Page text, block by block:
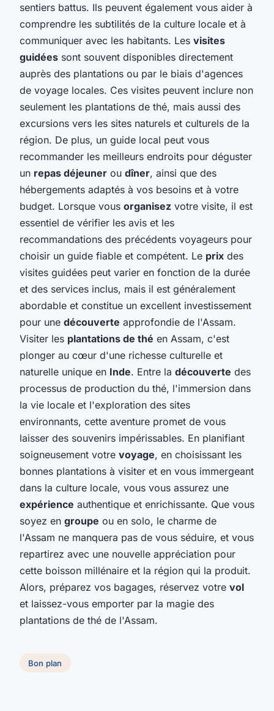
sentiers battus. Ils peuvent également vous aider à
comprendre les subtilités de la culture locale et à
communiquer avec les habitants. Les visites
guidées sont souvent disponibles directement
auprès des plantations ou par le biais d'agences
de voyage locales. Ces visites peuvent inclure non
seulement les plantations de thé, mais aussi des
excursions vers les sites naturels et culturels de la
région. De plus, un guide local peut vous
recommander les meilleurs endroits pour déguster
un repas déjeuner ou dîner, ainsi que des
hébergements adaptés à vos besoins et à votre
budget. Lorsque vous organisez votre visite, il est
essentiel de vérifier les avis et les
recommandations des précédents voyageurs pour
choisir un guide fiable et compétent. Le prix des
visites guidées peut varier en fonction de la durée
et des services inclus, mais il est généralement
abordable et constitue un excellent investissement
pour une découverte approfondie de l'Assam.
Visiter les plantations de thé en Assam, c'est
plonger au cœur d'une richesse culturelle et
naturelle unique en Inde. Entre la découverte des
processus de production du thé, l'immersion dans
la vie locale et l'exploration des sites
environnants, cette aventure promet de vous
laisser des souvenirs impérissables. En planifiant
soigneusement votre voyage, en choisissant les
bonnes plantations à visiter et en vous immergeant
dans la culture locale, vous vous assurez une
expérience authentique et enrichissante. Que vous
soyez en groupe ou en solo, le charme de
l'Assam ne manquera pas de vous séduire, et vous
repartirez avec une nouvelle appréciation pour
cette boisson millénaire et la région qui la produit.
Alors, préparez vos bagages, réservez votre vol
et laissez-vous emporter par la magie des
plantations de thé de l'Assam.
Bon plan